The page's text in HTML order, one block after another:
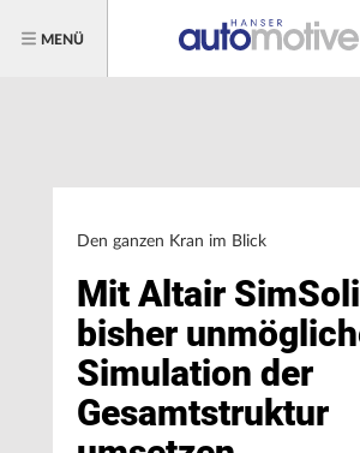
MENÜ
Den ganzen Kran im Blick
Mit Altair
bisher
Simulation der
Gesamtstruktur